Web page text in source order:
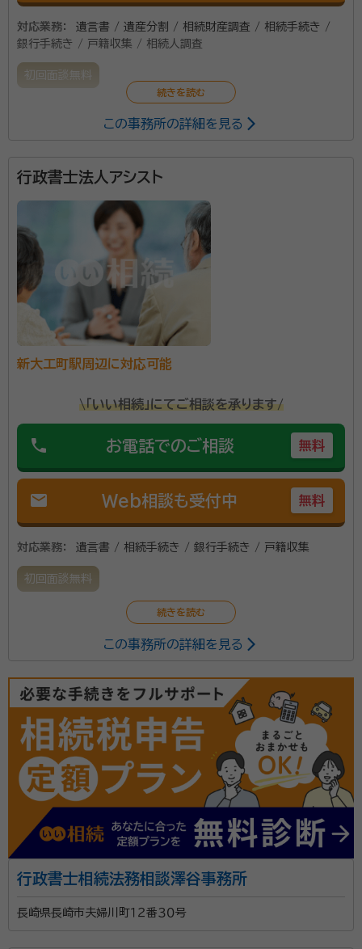
対応業務：
遺言書 / 遺産分割 / 相続財産調査 / 相続手続き /
銀行手続き / 戸籍収集 / 相続人調査
初回面談無料
この事務所の詳細を見る
行政書士法人アシスト
新大工町駅周辺に対応可能
\「いい相続」にてご相談を承ります/
phone お電話でのご相談 無料
mail Web相談も受付中 無料
対応業務： 遺言書 / 相続手続き / 銀行手続き / 戸籍収集
初回面談無料
この事務所の詳細を見る
行政書士相続法務相談澤谷事務所
長崎県長崎市夫婦川町１２番３０号